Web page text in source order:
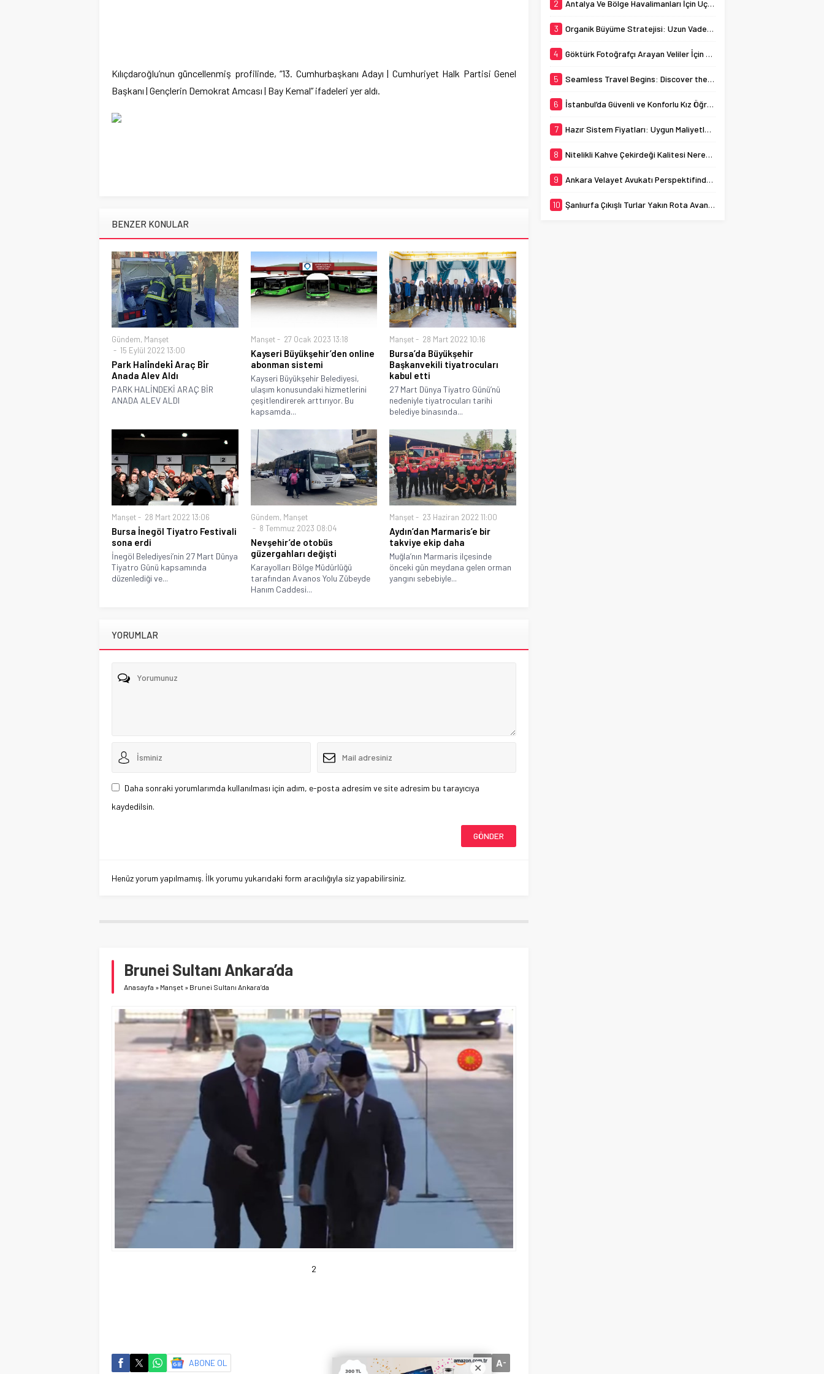
Kılıçdaroğlu’nun güncellenmiş profilinde, “13. Cumhurbaşkanı Adayı | Cumhuriyet Halk Partisi Genel
Başkanı | Gençlerin Demokrat Amcası | Bay Kemal” ifadeleri yer aldı.
BENZER KONULAR
Gündem, Manşet
15 Eylül 2022 13:00
Park Hali̇ndeki̇ Araç Bi̇r
Anada Alev Aldı
PARK HALİNDEKİ ARAÇ BİR
ANADA ALEV ALDI
Manşet 27 Ocak 2023 13:18
Kayseri Büyükşehir’den online
abonman sistemi
Kayseri Büyükşehir Belediyesi,
ulaşım konusundaki hizmetlerini
çeşitlendirerek arttırıyor. Bu
kapsamda...
Manşet 28 Mart 2022 10:16
Bursa’da Büyükşehir
Başkanvekili tiyatrocuları
kabul etti
27 Mart Dünya Tiyatro Günü’nü
nedeniyle tiyatrocuları tarihi
belediye binasında...
Manşet 28 Mart 2022 13:06
Bursa İnegöl Tiyatro Festivali
sona erdi
İnegöl Belediyesi’nin 27 Mart Dünya
Tiyatro Günü kapsamında
düzenlediği ve...
Gündem, Manşet
8 Temmuz 2023 08:04
Nevşehir’de otobüs
güzergahları değişti
Karayolları Bölge Müdürlüğü
tarafından Avanos Yolu Zübeyde
Hanım Caddesi...
Manşet 23 Haziran 2022 11:00
Aydın’dan Marmaris’e bir
takviye ekip daha
Muğla’nın Marmaris ilçesinde
önceki gün meydana gelen orman
yangını sebebiyle...
YORUMLAR
Daha sonraki yorumlarımda kullanılması için adım, e-posta adresim ve site adresim bu tarayıcıya
kaydedilsin.
Henüz yorum yapılmamış. İlk yorumu yukarıdaki form aracılığıyla siz yapabilirsiniz.
Brunei Sultanı Ankara’da
Anasayfa » Manşet » Brunei Sultanı Ankara’da
2
ABONE OL A+ A-
sistemlerin maliyetlerini
üründür. Bu çekirdekler
işleme sürecinde titizlikle
tarihi...
2 Antalya Ve Bölge Havalimanları İçin Uçak Radarı
3 Organik Büyüme Stratejisi: Uzun Vadede Sosyal Medya Başarısı Nasıl Sağlanır?
4 Göktürk Fotoğrafçı Arayan Veliler İçin Okul Kaydı Fotoğrafı Hazırlık Listesi
5 Seamless Travel Begins: Discover the Convenience of Istanbul Transfer Services
6 İstanbul’da Güvenli ve Konforlu Kız Öğrenci Yurtları
7 Hazır Sistem Fiyatları: Uygun Maliyetlerle Verimlilik Sağlayın
8 Nitelikli Kahve Çekirdeği Kalitesi Nereden Anlaşılır?
9 Ankara Velayet Avukatı Perspektifinden Çocuğun Üstün Yararı Ölçütleri Nelerdir?
10 Şanlıurfa Çıkışlı Turlar Yakın Rota Avantajları